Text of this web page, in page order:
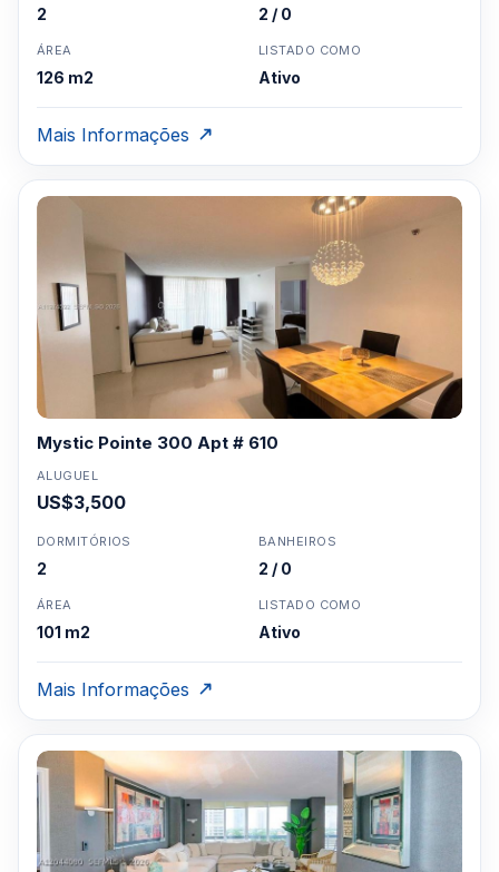
2 2 / 0
ÁREA
126 m2
LISTADO COMO
Ativo
Mais Informações
Mystic Pointe 300 Apt # 610
ALUGUEL
US$3,500
DORMITÓRIOS
2
BANHEIROS
2 / 0
ÁREA
101 m2
LISTADO COMO
Ativo
Mais Informações